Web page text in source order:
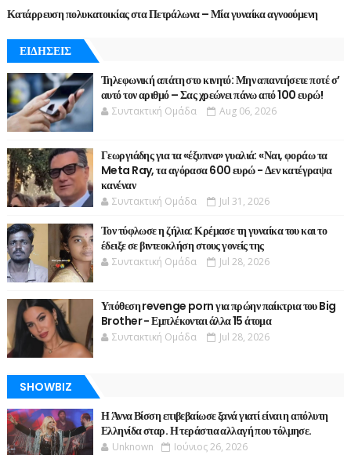
Κατάρρευση πολυκατοικίας στα Πετράλωνα – Μία γυναίκα αγνοούμενη
ΕΙΔΗΣΕΙΣ
Τηλεφωνική απάτη στο κινητό: Μην απαντήσετε ποτέ σ’
αυτό τον αριθμό – Σας χρεώνει πάνω από 100 ευρώ!
Συντακτική Ομάδα Aug 06, 2026
Γεωργιάδης για τα «έξυπνα» γυαλιά: «Ναι, φοράω τα
Meta Ray, τα αγόρασα 600 ευρώ - Δεν κατέγραψα
κανέναν
Συντακτική Ομάδα Jul 31, 2026
Τον τύφλωσε η ζήλια: Κρέμασε τη γυναίκα του και το
έδειξε σε βιντεοκλήση στους γονείς της
Συντακτική Ομάδα Jul 28, 2026
Υπόθεση revenge porn για πρώην παίκτρια του Big
Brother - Εμπλέκονται άλλα 15 άτομα
Συντακτική Ομάδα Jul 28, 2026
SHOWBIZ
Η Άννα Βίσση επιβεβαίωσε ξανά γιατί είναι η απόλυτη
Ελληνίδα σταρ. Η τεράστια αλλαγή που τόλμησε.
Unknown Ιούνιος 26, 2026